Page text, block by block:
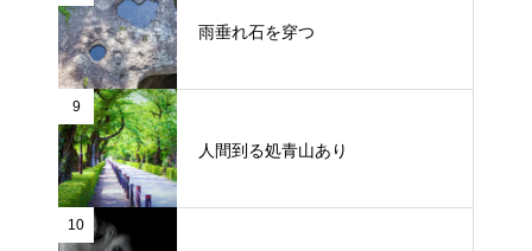
雨垂れ石を穿つ
9
人間到る処青山あり
10